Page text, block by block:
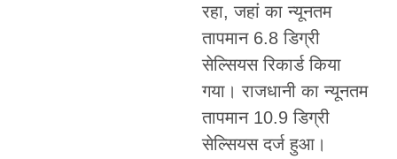
रहा, जहां का न्यूनतम
तापमान 6.8 डिग्री
सेल्सियस रिकार्ड किया
गया। राजधानी का न्यूनतम
तापमान 10.9 डिग्री
सेल्सियस दर्ज हुआ।